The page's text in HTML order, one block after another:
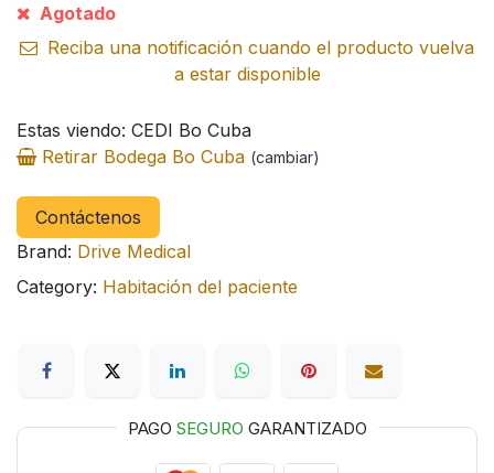
Agotado
Reciba una notificación cuando el producto vuelva
a estar disponible
Estas viendo: CEDI Bo Cuba
Retirar Bodega Bo Cuba (cambiar)
Contáctenos
Brand: Drive Medical
Category: Habitación del paciente
PAGO SEGURO GARANTIZADO